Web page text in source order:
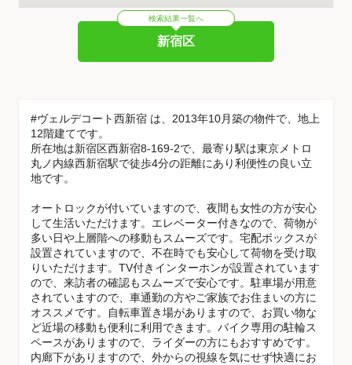
検索結果一覧へ
新宿区
#ヴェルデコート西新宿 は、2013年10月築の物件で、地上
12階建てです。
所在地は新宿区西新宿8-169-2で、最寄り駅は東京メトロ
丸ノ内線西新宿駅で徒歩4分の距離にあり利便性の良い立
地です。
オートロックが付いていますので、夜間も女性の方が安心
して生活いただけます。エレベーター付きなので、荷物が
多い日や上層階への移動もスムーズです。宅配ボックスが
設置されていますので、不在時でも安心して荷物を受け取
りいただけます。TV付きインターホンが設置されています
ので、来訪者の確認もスムーズで安心です。駐車場が用意
されていますので、車通勤の方やご家族でお住まいの方に
オススメです。自転車置き場がありますので、お買い物な
ど近場の移動も便利に利用できます。バイク専用の駐輪ス
ペースがありますので、ライダーの方にもおすすめです。
内廊下がありますので、外からの視線を気にせず快適にお